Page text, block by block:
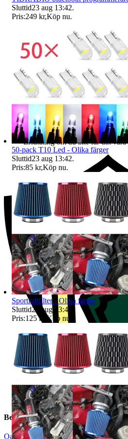
Ersättning om du inte får din vara
Beskrivning
Oanvänt|
Sluttid23 aug 13:42.
Pris:249 kr,Köp nu.
50-pack T10 Led - Olika färger
Sluttid23 aug 13:42.
Pris:85 kr,Köp nu.
Sportluftfilter - Olika färger
Sluttid23 aug 13:42
Pris:125 kr Köp nu